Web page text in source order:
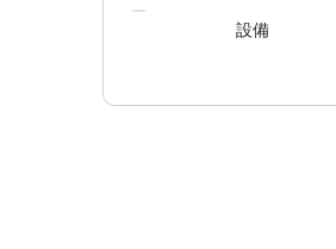
設備